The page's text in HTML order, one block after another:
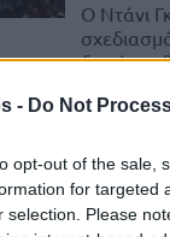
- Do Not
opt-out of the sale,
for targeted
selection. Please
Ο Ντάνι
δεν ήταν
του
Γκριν